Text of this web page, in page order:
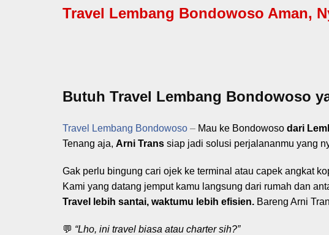
Travel Lembang Bondowoso Aman,
Butuh Travel Lembang Bondowoso
Travel Lembang Bondowoso – Mau ke Bondowoso dari
Tenang aja, Arni Trans siap jadi solusi perjalananmu yang
Gak perlu bingung cari ojek ke terminal atau capek angkat
Kami yang datang jemput kamu langsung dari rumah dan
Travel lebih santai, waktumu lebih efisien. Bareng Arni
💬 “Lho, ini travel biasa atau charter sih?”